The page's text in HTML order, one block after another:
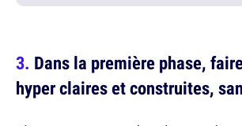
Dans la première phase,
hyper claires et construites,